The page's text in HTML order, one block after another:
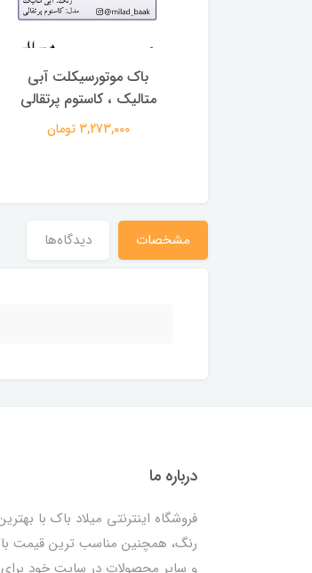
باک موتورسیکلت آبی
متالیک ، کاستوم پرتقالی
3,273,000 تومان
مشخصات دیدگاه‌ها
درباره ما
فروشگاه اینترنتی میلاد باک با
رنگ، همچنین مناسب ترین قیمت
و سایر محصولات در سایت خود برای